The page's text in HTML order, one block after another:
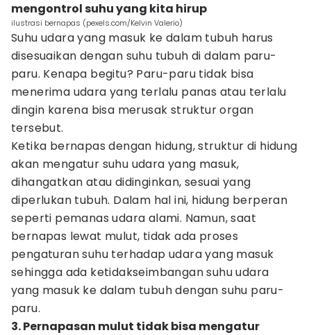
mengontrol suhu yang kita hirup
ilustrasi bernapas (pexels.com/Kelvin Valerio)
Suhu udara yang masuk ke dalam tubuh harus
disesuaikan dengan suhu tubuh di dalam paru-
paru. Kenapa begitu? Paru-paru tidak bisa
menerima udara yang terlalu panas atau terlalu
dingin karena bisa merusak struktur organ
tersebut.
Ketika bernapas dengan hidung, struktur di hidung
akan mengatur suhu udara yang masuk,
dihangatkan atau didinginkan, sesuai yang
diperlukan tubuh. Dalam hal ini, hidung berperan
seperti pemanas udara alami. Namun, saat
bernapas lewat mulut, tidak ada proses
pengaturan suhu terhadap udara yang masuk
sehingga ada ketidakseimbangan suhu udara
yang masuk ke dalam tubuh dengan suhu paru-
paru.
3. Pernapasan mulut tidak bisa mengatur